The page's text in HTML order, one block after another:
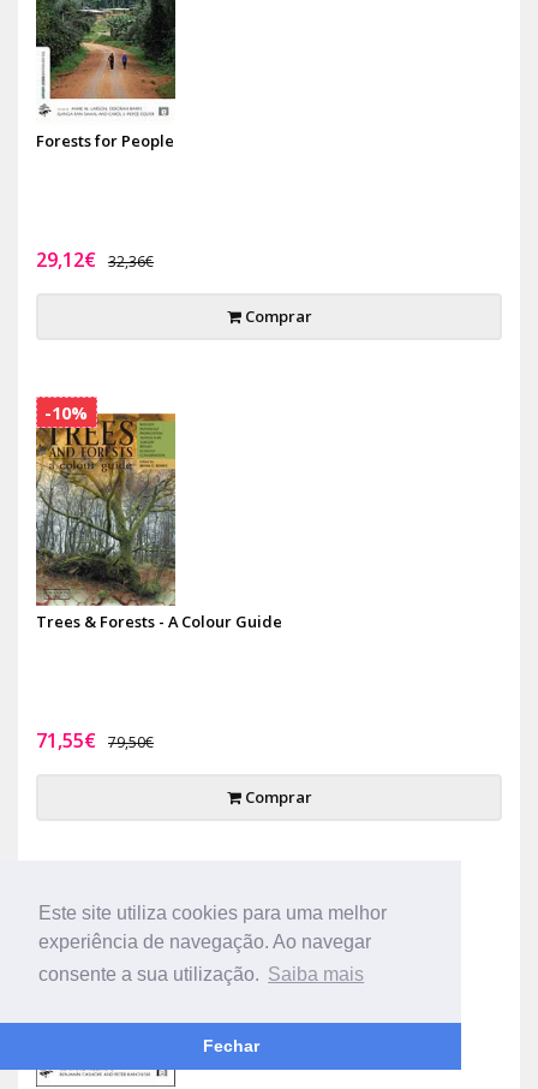
Este site utiliza cookies para uma melhor
experiência de navegação. Ao navegar
consente a sua utilização. Saiba mais
Fechar
Forests for People
29,12€ 32,36€
Comprar
Trees & Forests - A Colour Guide
71,55€ 79,50€
Comprar
-10%